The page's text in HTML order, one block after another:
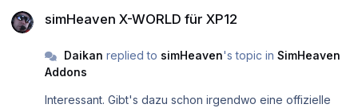
simHeaven X-WORLD für XP12
Daikan replied to simHeaven's topic in SimHeaven
Addons
Interessant. Gibt's dazu schon irgendwo eine offizielle